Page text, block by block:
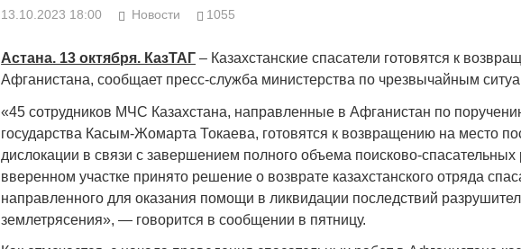
13.10.2023 18:00 Новости 1055
Астана. 13 октября. КазТАГ – Казахстанские спасатели готовятся к
Афганистана, сообщает пресс-служба министерства по чрезвычайным
«45 сотрудников МЧС Казахстана, направленные в Афганистан по
государства Касым-Жомарта Токаева, готовятся к возвращению на место
дислокации в связи с завершением полного объема поисково-спасательных
вверенном участке принято решение о возврате казахстанского отряда
направленного для оказания помощи в ликвидации последствий
землетрясения», — говорится в сообщении в пятницу.
Народ выбрал свет
17.10.2024 17:00 29972
Странная
Дарига не
Авиакомпании
мошенниками